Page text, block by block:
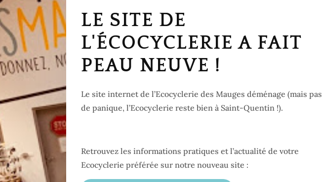
LE SITE DE
L'ÉCOCYCLERIE A FAIT
PEAU NEUVE !
Le site internet de l’Ecocyclerie des Mauges déménage (mais pas
de panique, l’Ecocyclerie reste bien à Saint-Quentin !).
Retrouvez les informations pratiques et l’actualité de votre
Ecocyclerie préférée sur notre nouveau site :